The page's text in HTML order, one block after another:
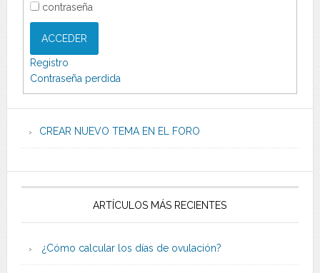
contraseña
ACCEDER
Registro
Contraseña perdida
CREAR NUEVO TEMA EN EL FORO
ARTÍCULOS MÁS RECIENTES
¿Cómo calcular los días de ovulación?